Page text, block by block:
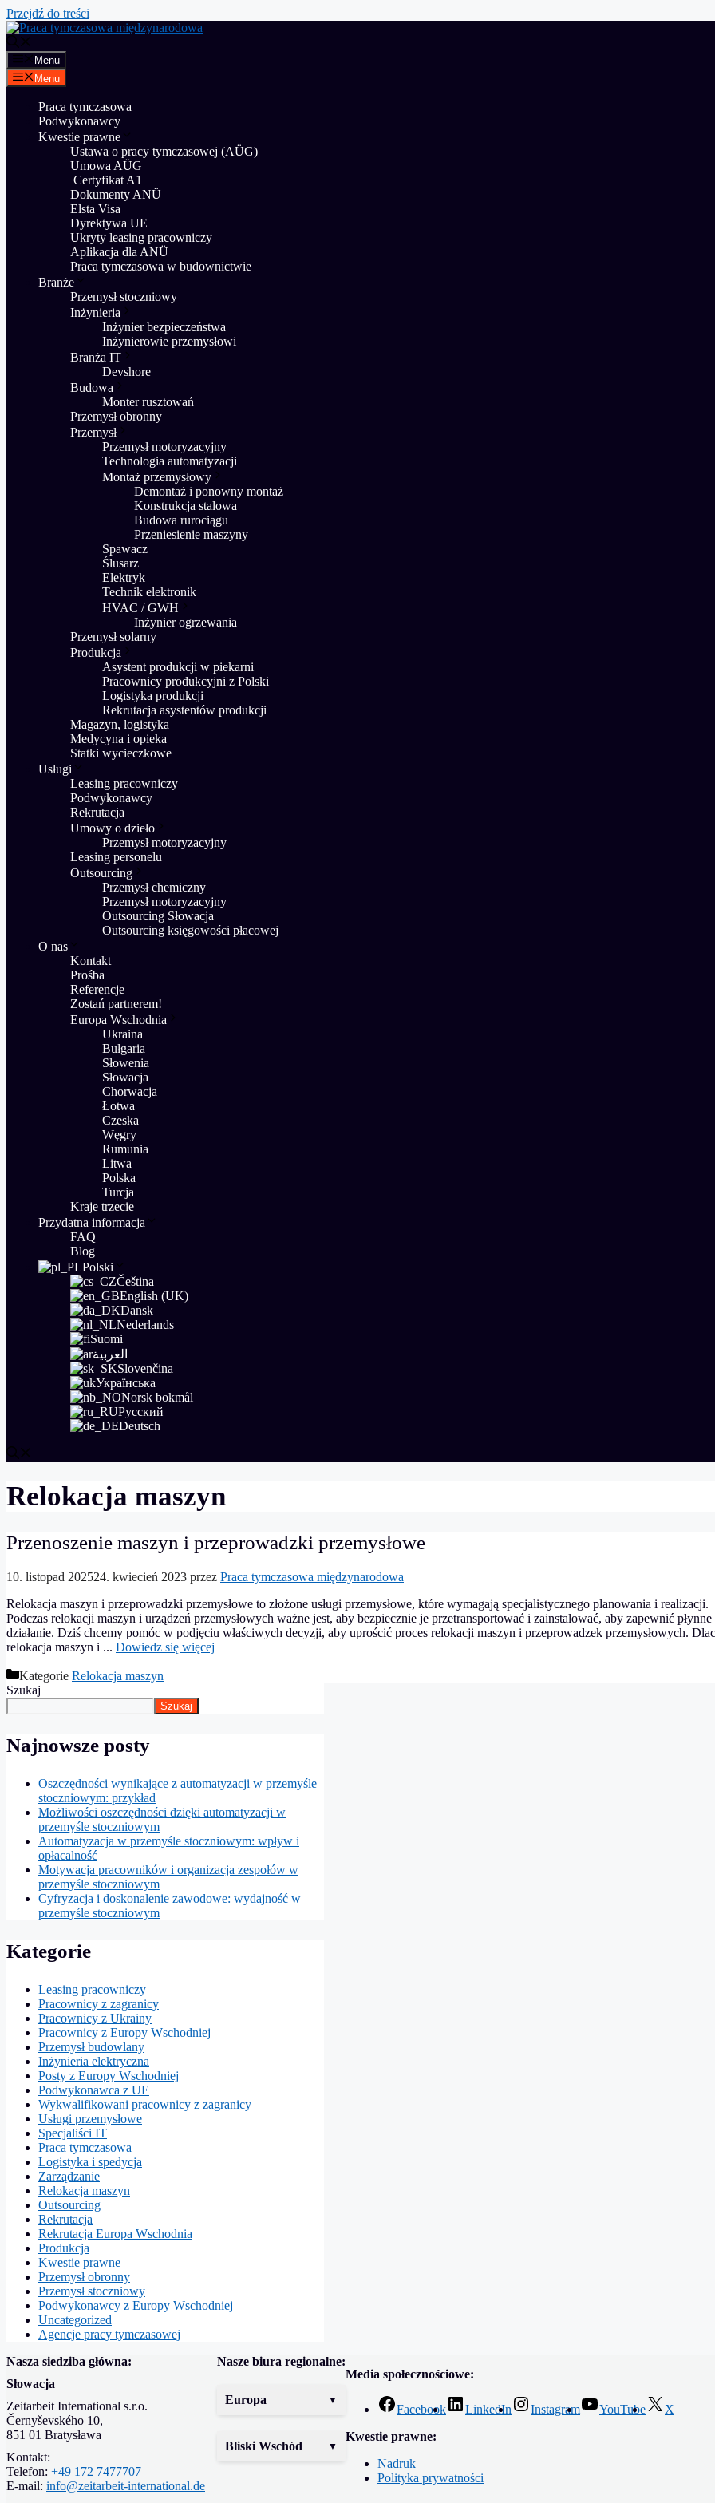
Przejdź do treści
Menu
Menu
Praca tymczasowa
Podwykonawcy
Kwestie prawne
Ustawa o pracy tymczasowej (AÜG)
Umowa AÜG
Certyfikat A1
Dokumenty ANÜ
Elsta Visa
Dyrektywa UE
Ukryty leasing pracowniczy
Aplikacja dla ANÜ
Praca tymczasowa w budownictwie
Branże
Przemysł stoczniowy
Inżynieria
Inżynier bezpieczeństwa
Inżynierowie przemysłowi
Branża IT
Devshore
Budowa
Monter rusztowań
Przemysł obronny
Przemysł
Przemysł motoryzacyjny
Technologia automatyzacji
Montaż przemysłowy
Demontaż i ponowny montaż
Konstrukcja stalowa
Budowa rurociągu
Przeniesienie maszyny
Spawacz
Ślusarz
Elektryk
Technik elektronik
HVAC / GWH
Inżynier ogrzewania
Przemysł solarny
Produkcja
Asystent produkcji w piekarni
Pracownicy produkcyjni z Polski
Logistyka produkcji
Rekrutacja asystentów produkcji
Magazyn, logistyka
Medycyna i opieka
Statki wycieczkowe
Usługi
Leasing pracowniczy
Podwykonawcy
Rekrutacja
Umowy o dzieło
Przemysł motoryzacyjny
Leasing personelu
Outsourcing
Przemysł chemiczny
Przemysł motoryzacyjny
Outsourcing Słowacja
Outsourcing księgowości płacowej
O nas
Kontakt
Prośba
Referencje
Zostań partnerem!
Europa Wschodnia
Ukraina
Bułgaria
Słowenia
Słowacja
Chorwacja
Łotwa
Czeska
Węgry
Rumunia
Litwa
Polska
Turcja
Kraje trzecie
Przydatna informacja
FAQ
Blog
Polski
Čeština
English (UK)
Dansk
Nederlands
Suomi
العربية
Slovenčina
Українська
Norsk bokmål
Русский
Deutsch
Relokacja maszyn
Przenoszenie maszyn i przeprowadzki przemysłowe
10. listopad 202524. kwiecień 2023 przez Praca tymczasowa międzynarodowa
Relokacja maszyn i przeprowadzki przemysłowe to złożone usługi przemysłowe, które wymagają specjalistycznego planowania i realizacji.
Podczas relokacji maszyn i urządzeń przemysłowych ważne jest, aby bezpiecznie je przetransportować i zainstalować, aby zapewnić płynne
działanie. Dziś chcemy pomóc w podjęciu właściwych decyzji, aby uprościć proces relokacji maszyn i przeprowadzek przemysłowych.
relokacja maszyn i ... Dowiedz się więcej
Kategorie Relokacja maszyn
Szukaj
Szukaj
Najnowsze posty
Oszczędności wynikające z automatyzacji w przemyśle
stoczniowym: przykład
Możliwości oszczędności dzięki automatyzacji w
przemyśle stoczniowym
Automatyzacja w przemyśle stoczniowym: wpływ i
opłacalność
Motywacja pracowników i organizacja zespołów w
przemyśle stoczniowym
Cyfryzacja i doskonalenie zawodowe: wydajność w
przemyśle stoczniowym
Kategorie
Leasing pracowniczy
Pracownicy z zagranicy
Pracownicy z Ukrainy
Pracownicy z Europy Wschodniej
Przemysł budowlany
Inżynieria elektryczna
Posty z Europy Wschodniej
Podwykonawca z UE
Wykwalifikowani pracownicy z zagranicy
Usługi przemysłowe
Specjaliści IT
Praca tymczasowa
Logistyka i spedycja
Zarządzanie
Relokacja maszyn
Outsourcing
Rekrutacja
Rekrutacja Europa Wschodnia
Produkcja
Kwestie prawne
Przemysł obronny
Przemysł stoczniowy
Podwykonawcy z Europy Wschodniej
Uncategorized
Agencje pracy tymczasowej
Nasza siedziba główna:
Słowacja
Zeitarbeit International s.r.o.
Černyševského 10,
851 01 Bratysława
Kontakt:
Telefon: +49 172 7477707
E-mail: info@zeitarbeit-international.de
Nasze biura regionalne:
Europa
Bliski Wschód
Media społecznościowe:
Facebook LinkedIn Instagram YouTube
X
Kwestie prawne:
Nadruk
Polityka prywatności